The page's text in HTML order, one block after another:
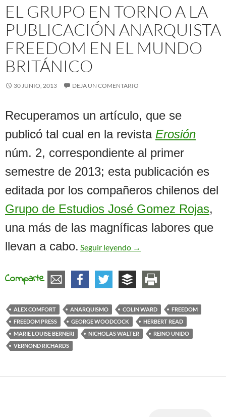
EL GRUPO EN TORNO A LA
PUBLICACIÓN ANARQUISTA
FREEDOM EN EL MUNDO
BRITÁNICO
30 JUNIO, 2013 DEJA UN COMENTARIO
Recuperamos un artículo, que se
publicó tal cual en la revista Erosión
núm. 2, correspondiente al primer
semestre de 2013; esta publicación es
editada por los compañeros chilenos del
Grupo de Estudios José Gomez Rojas,
una más de las magníficas labores que
llevan a cabo. Seguir leyendo →
Comparte
ALEX COMFORT ANARQUISMO COLIN WARD
FREEDOM
FREEDOM PRESS
GEORGE WOODCOCK
HERBERT READ
MARIE LOUISE BERNERI
NICHOLAS WALTER
REINO UNIDO
VERNOND RICHARDS